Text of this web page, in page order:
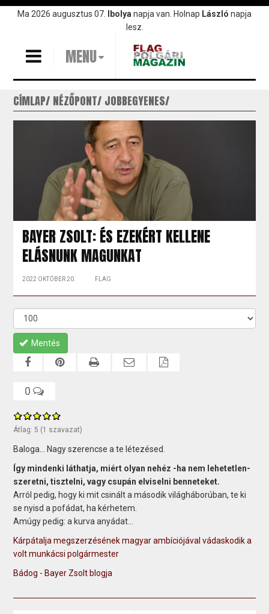
UgrásMa 2026 augusztus 07. Ibolya napja van. Holnap László napja
lesz.
MENU
CÍMLAP NÉZŐPONT JOBBEGYENES
BAYER ZSOLT: ÉS EZEKÉRT KELLENE
ELÁSNUNK MAGUNKAT
2022 OKTÓBER 20. FLAG
Mentés
0
Átlag: 5 (1 szavazat)
Baloga… Nagy szerencse a te létezésed.
Így mindenki láthatja, miért olyan nehéz -ha nem lehetetlen-
szeretni, tisztelni, vagy csupán elviselni benneteket.
Arról pedig, hogy ki mit csinált a második világháborúban, te ki
se nyisd a pofádat, ha kérhetem.
Amúgy pedig: a kurva anyádat…
Kárpátalja megszerzésének magyar ambíciójával vádaskodik a
volt munkácsi polgármester
Bádog - Bayer Zsolt blogja